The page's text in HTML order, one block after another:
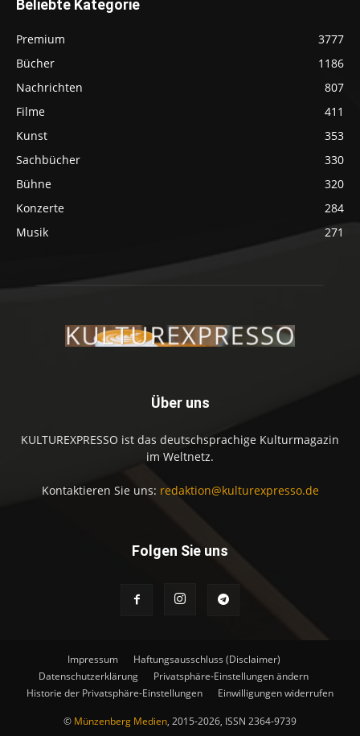
Beliebte Kategorie
Premium
3777
Bücher
1186
Nachrichten
807
Filme
411
Kunst
353
Sachbücher
330
Bühne
320
Konzerte
284
Musik
271
Über uns
KULTUREXPRESSO ist das deutschsprachige Kulturmagazin
im Weltnetz.
Kontaktieren Sie uns: redaktion@kulturexpresso.de
Folgen Sie uns
Impressum
Haftungsausschluss (Disclaimer)
Datenschutzerklärung
Privatsphäre-Einstellungen ändern
Historie der Privatsphäre-Einstellungen
Einwilligungen widerrufen
© Münzenberg Medien, 2015-2026, ISSN 2364-9739